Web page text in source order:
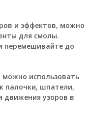
и эффектов, можно
для смолы.
перемешивайте до
использовать
палочки, шпатели,
узоров в